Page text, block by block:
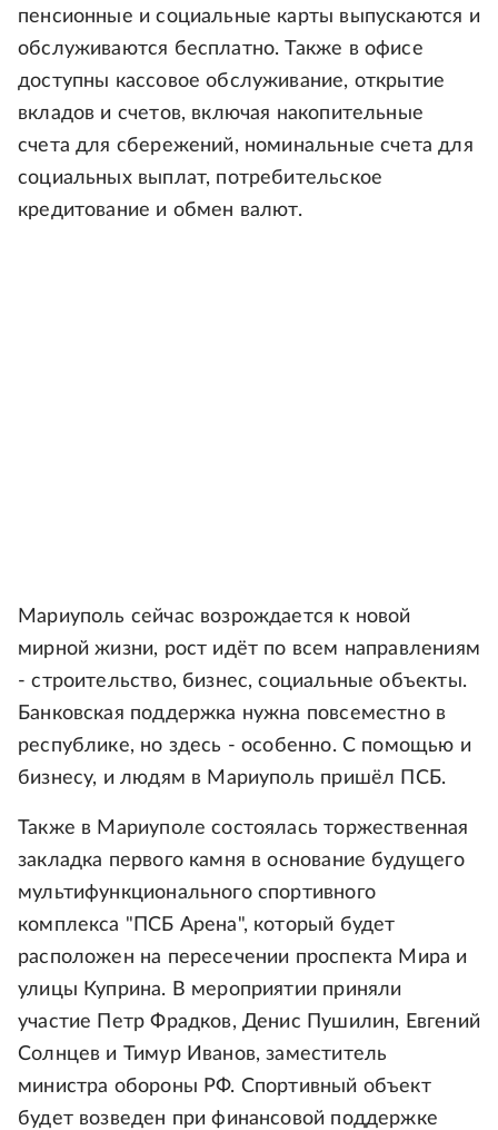
пенсионные и социальные карты выпускаются и
обслуживаются бесплатно. Также в офисе
доступны кассовое обслуживание, открытие
вкладов и счетов, включая накопительные
счета для сбережений, номинальные счета для
социальных выплат, потребительское
кредитование и обмен валют.
Мариуполь сейчас возрождается к новой
мирной жизни, рост идёт по всем направлениям
- строительство, бизнес, социальные объекты.
Банковская поддержка нужна повсеместно в
республике, но здесь - особенно. С помощью и
бизнесу, и людям в Мариуполь пришёл ПСБ.
Также в Мариуполе состоялась торжественная
закладка первого камня в основание будущего
мультифункционального спортивного
комплекса "ПСБ Арена", который будет
расположен на пересечении проспекта Мира и
улицы Куприна. В мероприятии приняли
участие Петр Фрадков, Денис Пушилин, Евгений
Солнцев и Тимур Иванов, заместитель
министра обороны РФ. Спортивный объект
будет возведен при финансовой поддержке